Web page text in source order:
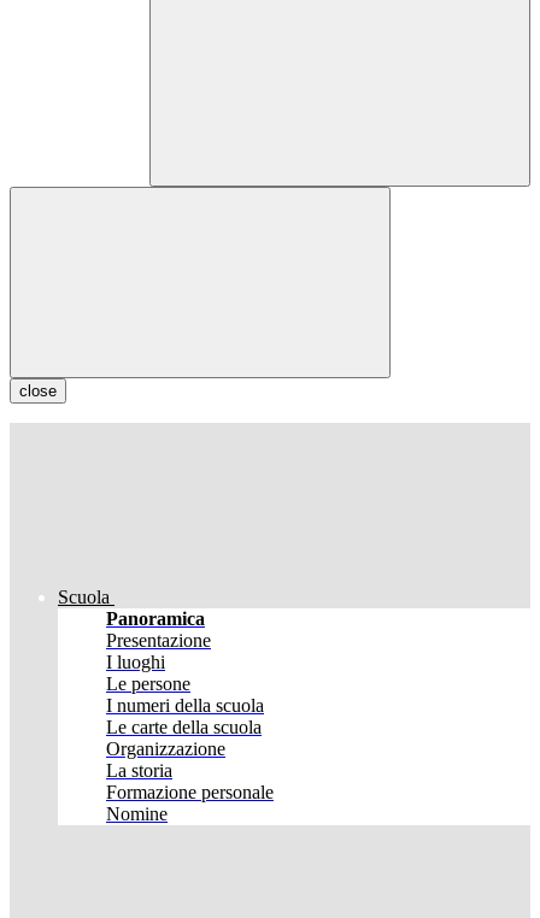
close
Scuola
Panoramica
Presentazione
I luoghi
Le persone
I numeri della scuola
Le carte della scuola
Organizzazione
La storia
Formazione personale
Nomine